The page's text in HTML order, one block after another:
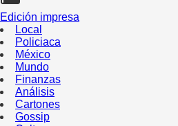
Edición impresa
Local
Policiaca
México
Mundo
Finanzas
Análisis
Cartones
Gossip